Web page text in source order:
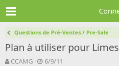
Questions de Pré-Ventes / Pre-Sale
Plan à utiliser pour
A
CCAMG
D
6/9/11